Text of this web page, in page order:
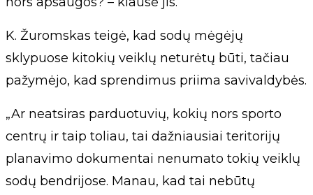
K. Žuromskas teigė, kad sodų mėgėjų
sklypuose kitokių veiklų neturėtų būti, tačiau
pažymėjo, kad sprendimus priima savivaldybės.
„Ar neatsiras parduotuvių, kokių nors sporto
centrų ir taip toliau, tai dažniausiai teritorijų
planavimo dokumentai nenumato tokių veiklų
sodų bendrijose. Manau, kad tai nebūtų